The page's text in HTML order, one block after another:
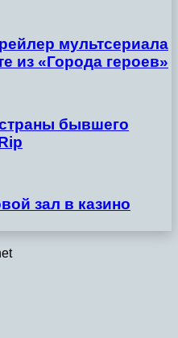
мультсериала
из «Города героев»
бывшего
зал в казино